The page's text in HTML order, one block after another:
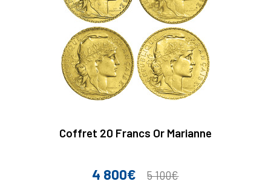
Coffret 20 Francs Or Marianne
Prix
4 800€
Prix
5 100€